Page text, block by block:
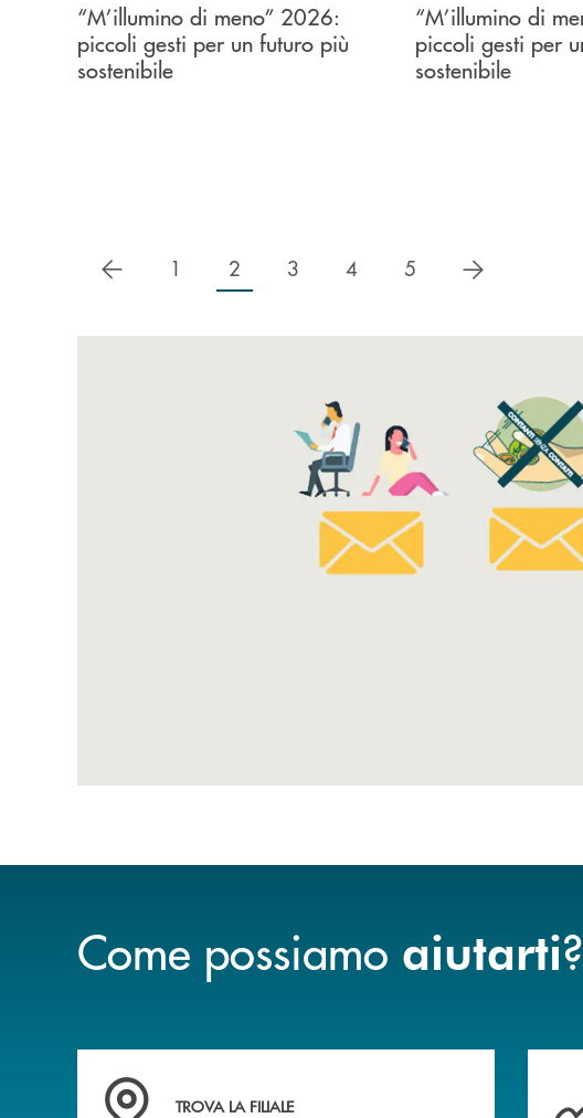
“M’illumino di meno” 2026:
piccoli gesti per un futuro più
sostenibile
“M’illumino di
piccoli gesti per
sostenibile
precedente
1 2 3 4 5 successivo
Come possiamo aiutarti?
Accedi all' elenco completo delle filiali
TROVA LA FILIALE